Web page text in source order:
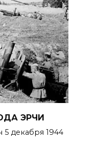
ЭРЧИ
декабря 1944